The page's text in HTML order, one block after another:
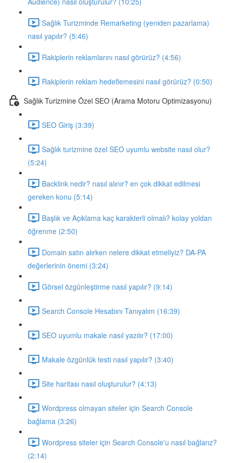
Sağlık Turizminde Remarketing (yeniden pazarlama)
nasıl yapılır? (5:46)
Rakiplerin reklamlarını nasıl görürüz? (4:56)
Rakiplerin reklam hedeflemesini nasıl görürüz? (0:50)
Sağlık Turizmine Özel SEO (Arama Motoru Optimizasyonu)
SEO Giriş (3:39)
Sağlık turizmine özel SEO uyumlu website nasıl olur?
(5:24)
Backlink nedir? nasıl alınır? en çok dikkat edilmesi
gereken konu (5:14)
Başlık ve Açıklama kaç karakterli olmalı? kolay yoldan
öğrenme (2:50)
Domain satın alırken nelere dikkat etmeliyiz? DA-PA
değerlerinin önemi (3:24)
Görsel özgünleştirme nasıl yapılır? (9:14)
Search Console Hesabını Tanıyalım (16:39)
SEO uyumlu makale nasıl yazılır? (17:00)
Makale özgünlük testi nasıl yapılır? (3:40)
Site haritası nasıl oluşturulur? (4:13)
Wordpress olmayan siteler için Search Console
bağlama (3:26)
Wordpress siteler için Search Console'u nasıl bağlarız?
(2:14)